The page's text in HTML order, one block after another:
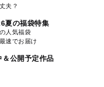
夫？
夏の福袋特集
人気福袋
速でお届け
＆公開予定作品